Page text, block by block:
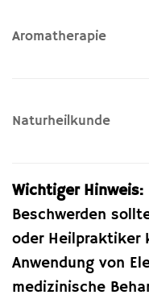
Aromatherapie
Naturheilkunde
Wichtiger Hinweis:
Beschwerden
oder Heilpraktiker
Anwendung von
medizinische